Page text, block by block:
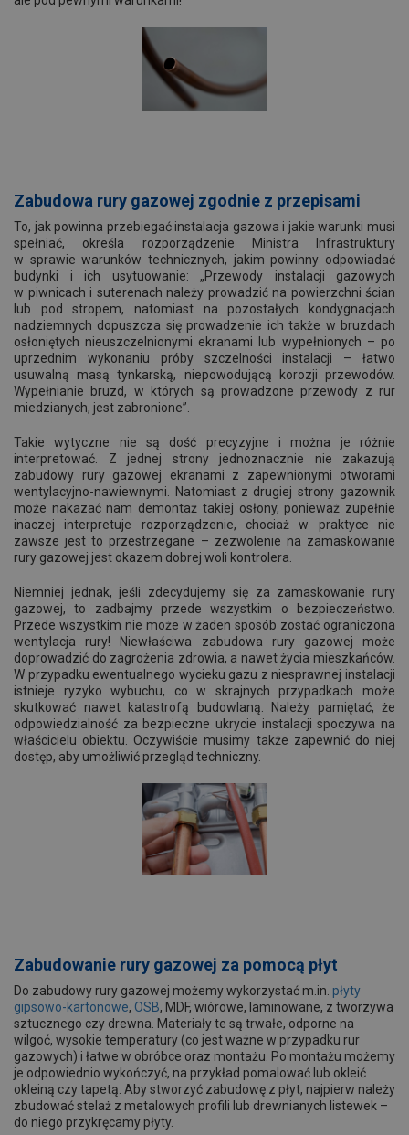
Zabudowa rury gazowej zgodnie z przepisami
To, jak powinna przebiegać instalacja gazowa i jakie warunki musi
spełniać, określa rozporządzenie Ministra Infrastruktury
w sprawie warunków technicznych, jakim powinny odpowiadać
budynki i ich usytuowanie: „Przewody instalacji gazowych
w piwnicach i suterenach należy prowadzić na powierzchni ścian
lub pod stropem, natomiast na pozostałych kondygnacjach
nadziemnych dopuszcza się prowadzenie ich także w bruzdach
osłoniętych nieuszczelnionymi ekranami lub wypełnionych – po
uprzednim wykonaniu próby szczelności instalacji – łatwo
usuwalną masą tynkarską, niepowodującą korozji przewodów.
Wypełnianie bruzd, w których są prowadzone przewody z rur
miedzianych, jest zabronione”.
Takie wytyczne nie są dość precyzyjne i można je różnie
interpretować. Z jednej strony jednoznacznie nie zakazują
zabudowy rury gazowej ekranami z zapewnionymi otworami
wentylacyjno-nawiewnymi. Natomiast z drugiej strony gazownik
może nakazać nam demontaż takiej osłony, ponieważ zupełnie
inaczej interpretuje rozporządzenie, chociaż w praktyce nie
zawsze jest to przestrzegane – zezwolenie na zamaskowanie
rury gazowej jest okazem dobrej woli kontrolera.
Niemniej jednak, jeśli zdecydujemy się za zamaskowanie rury
gazowej, to zadbajmy przede wszystkim o bezpieczeństwo.
Przede wszystkim nie może w żaden sposób zostać ograniczona
wentylacja rury! Niewłaściwa zabudowa rury gazowej może
doprowadzić do zagrożenia zdrowia, a nawet życia mieszkańców.
W przypadku ewentualnego wycieku gazu z niesprawnej instalacji
istnieje ryzyko wybuchu, co w skrajnych przypadkach może
skutkować nawet katastrofą budowlaną. Należy pamiętać, że
odpowiedzialność za bezpieczne ukrycie instalacji spoczywa na
właścicielu obiektu. Oczywiście musimy także zapewnić do niej
dostęp, aby umożliwić przegląd techniczny.
Zabudowanie rury gazowej za pomocą płyt
Do zabudowy rury gazowej możemy wykorzystać m.in. płyty
gipsowo-kartonowe, OSB, MDF, wiórowe, laminowane, z tworzywa
sztucznego czy drewna. Materiały te są trwałe, odporne na
wilgoć, wysokie temperatury (co jest ważne w przypadku rur
gazowych) i łatwe w obróbce oraz montażu. Po montażu możemy
je odpowiednio wykończyć, na przykład pomalować lub okleić
okleiną czy tapetą. Aby stworzyć zabudowę z płyt, najpierw należy
zbudować stelaż z metalowych profili lub drewnianych listewek –
do niego przykręcamy płyty.